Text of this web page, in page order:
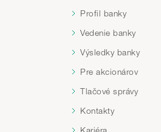
Profil banky
Vedenie banky
Výsledky banky
Pre akcionárov
Tlačové správy
Kontakty